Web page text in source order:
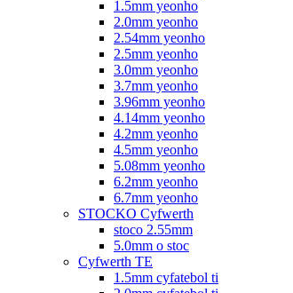
1.5mm yeonho
2.0mm yeonho
2.54mm yeonho
2.5mm yeonho
3.0mm yeonho
3.7mm yeonho
3.96mm yeonho
4.14mm yeonho
4.2mm yeonho
4.5mm yeonho
5.08mm yeonho
6.2mm yeonho
6.7mm yeonho
STOCKO Cyfwerth
stoco 2.55mm
5.0mm o stoc
Cyfwerth TE
1.5mm cyfatebol ti